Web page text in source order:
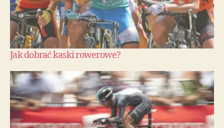
Jak dobrać kaski rowerowe?